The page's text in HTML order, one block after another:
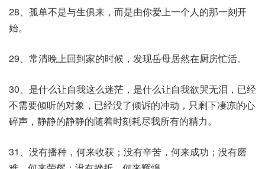
28、孤单不是与生俱来，而是由你爱上一个人的那一刻开
始。
29、常清晚上回到家的时候，发现岳母居然在厨房忙活。
30、是什么让自我这么迷茫，是什么让自我欲哭无泪，已经
不需要倾听的对象，已经没了倾诉的冲动，只剩下凄凉的心
碎声，静静的静静的随着时刻耗尽我所有的精力。
31、没有播种，何来收获；没有辛苦，何来成功；没有磨